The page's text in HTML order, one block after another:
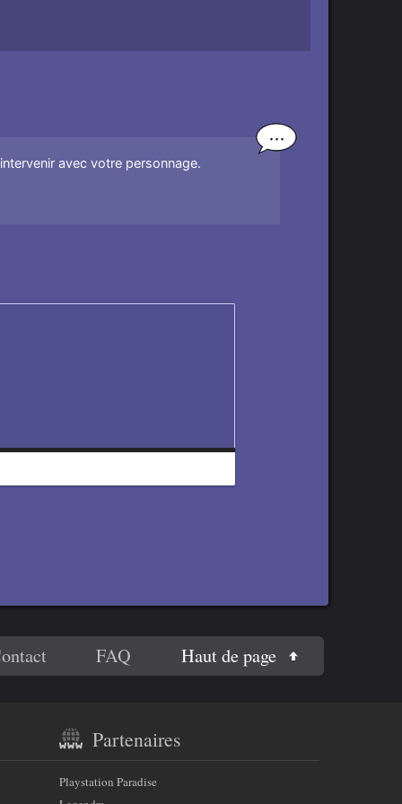
avec votre personnage.
FAQ Haut de page
Partenaires
Playstation Paradise